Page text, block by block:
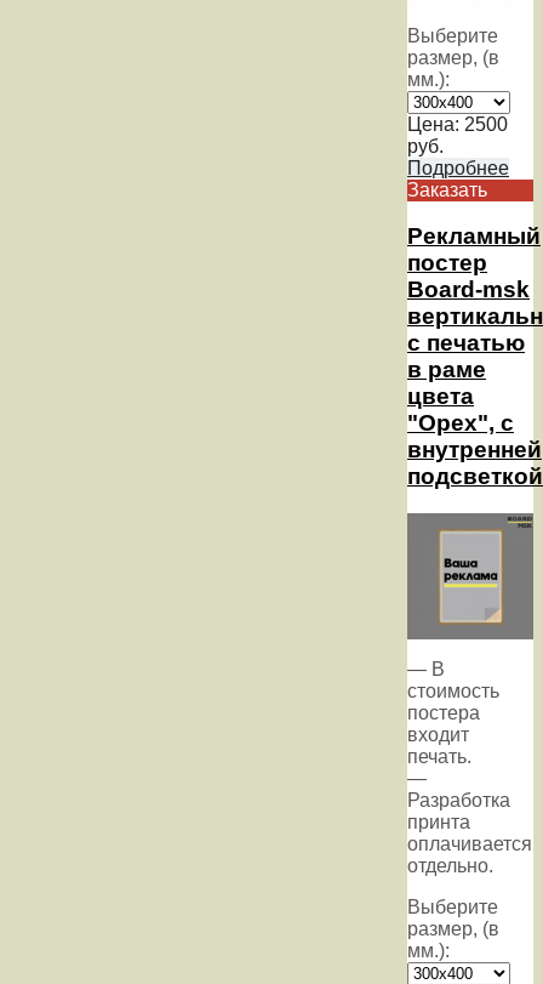
Выберите
размер, (в
мм.):
Цена: 2500
руб.
Подробнее
Заказать
Рекламный
постер
Board-msk
с печатью
в раме
цвета
"Орех", с
внутренней
подсветкой
— В
стоимость
постера
входит
печать.
—
Разработка
принта
оплачивается
отдельно.
Выберите
размер, (в
мм.):